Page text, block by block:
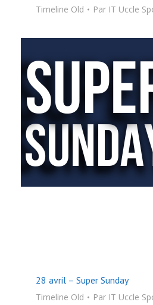
Timeline Old Par IT Uccle
28 avril – Super Sunday
Timeline Old Par IT Uccle